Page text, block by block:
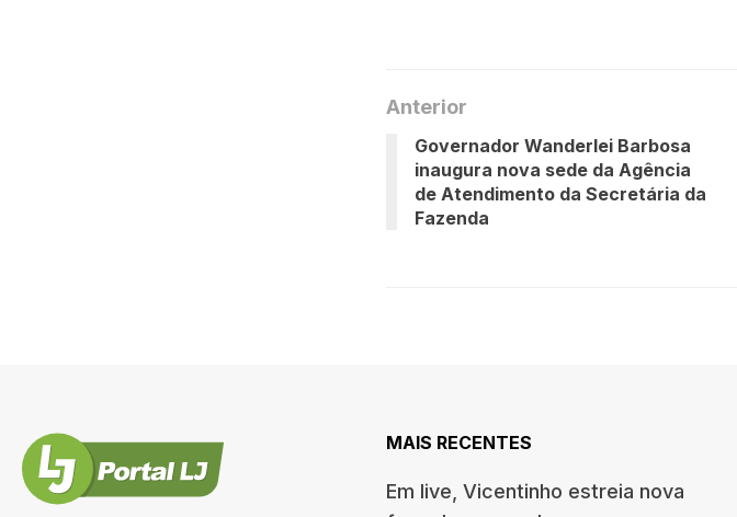
Anterior
Governador Wanderlei Barbosa
inaugura nova sede da Agência
de Atendimento da Secretária da
Fazenda
MAIS RECENTES
Em live, Vicentinho estreia nova